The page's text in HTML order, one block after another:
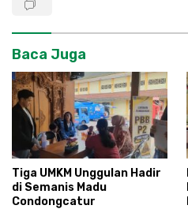
Baca Juga
Tiga UMKM Unggulan Hadir
di Semanis Madu
Condongcatur